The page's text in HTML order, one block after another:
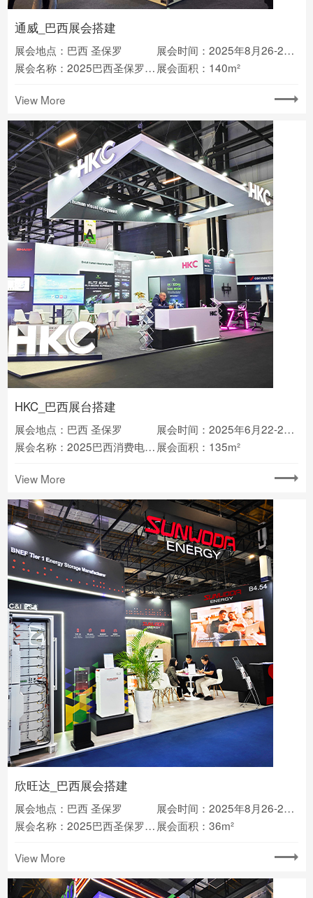
通威_巴西展会搭建
展会地点：巴西 圣保罗
展会时间：2025年8月26-28日
展会名称：2025巴西圣保罗太阳能光伏展 展会面积：140m²
View More
HKC_巴西展台搭建
展会地点：巴西 圣保罗
展会时间：2025年6月22-26日
展会名称：2025巴西消费电子展ES 展会面积：135m²
View More
欣旺达_巴西展会搭建
展会地点：巴西 圣保罗
展会时间：2025年8月26-28日
展会名称：2025巴西圣保罗太阳能光伏展 展会面积：36m²
View More